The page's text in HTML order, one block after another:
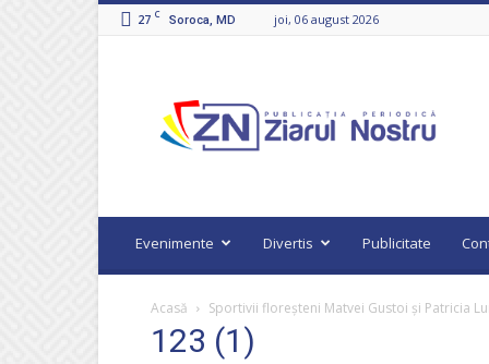
27 C Soroca, MD joi, 06 august 2026
Nostru
Evenimente Divertis Publicitate
Acasă Sportivii floreșteni Matvei Gustoi și Patricia
123 (1)